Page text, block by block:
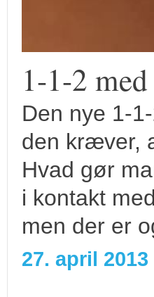
1-1-2
Den nye 1-
den kræver,
Hvad gør
i kontakt
men der er
27. april 2013